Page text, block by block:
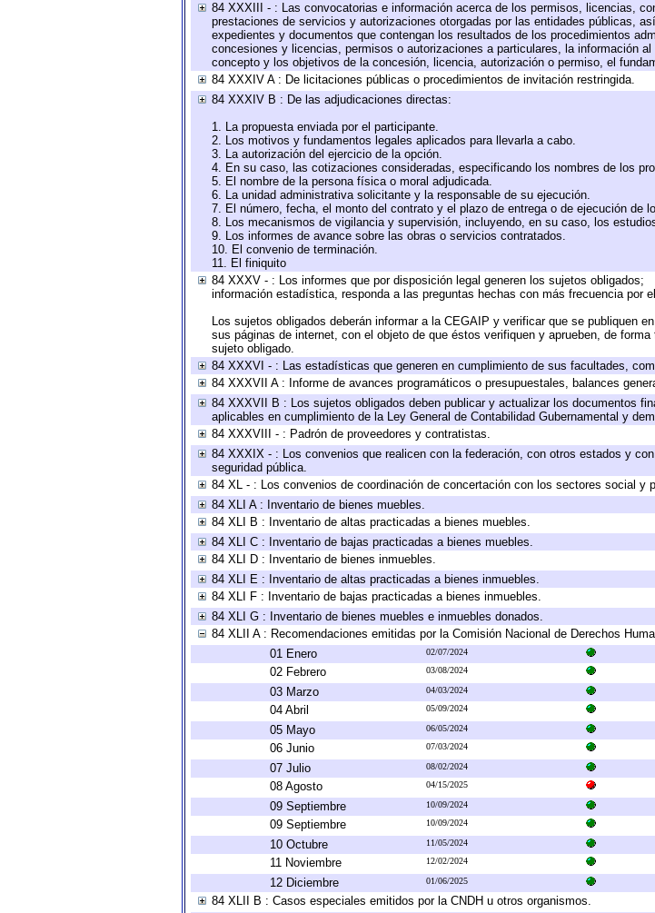
84 XXXIII - : Las convocatorias e información acerca de los permisos, licencias,
prestaciones de servicios y autorizaciones otorgadas por las entidades públicas,
expedientes y documentos que contengan los resultados de los procedimientos
concesiones y licencias, permisos o autorizaciones a particulares, la información
concepto y los objetivos de la concesión, licencia, autorización o permiso, el
84 XXXIV A : De licitaciones públicas o procedimientos de invitación restringida.
84 XXXIV B : De las adjudicaciones directas:
1. La propuesta enviada por el participante.
2. Los motivos y fundamentos legales aplicados para llevarla a cabo.
3. La autorización del ejercicio de la opción.
4. En su caso, las cotizaciones consideradas, especificando los nombres de los
5. El nombre de la persona física o moral adjudicada.
6. La unidad administrativa solicitante y la responsable de su ejecución.
7. El número, fecha, el monto del contrato y el plazo de entrega o de ejecución de
8. Los mecanismos de vigilancia y supervisión, incluyendo, en su caso, los
9. Los informes de avance sobre las obras o servicios contratados.
10. El convenio de terminación.
11. El finiquito
84 XXXV - : Los informes que por disposición legal generen los sujetos obligados;
información estadística, responda a las preguntas hechas con más frecuencia por
Los sujetos obligados deberán informar a la CEGAIP y verificar que se publiquen
sus páginas de internet, con el objeto de que éstos verifiquen y aprueben, de
sujeto obligado.
84 XXXVI - : Las estadísticas que generen en cumplimiento de sus facultades,
84 XXXVII A : Informe de avances programáticos o presupuestales, balances
84 XXXVII B : Los sujetos obligados deben publicar y actualizar los documentos
aplicables en cumplimiento de la Ley General de Contabilidad Gubernamental y
84 XXXVIII - : Padrón de proveedores y contratistas.
84 XXXIX - : Los convenios que realicen con la federación, con otros estados y
seguridad pública.
84 XL - : Los convenios de coordinación de concertación con los sectores social y
84 XLI A : Inventario de bienes muebles.
84 XLI B : Inventario de altas practicadas a bienes muebles.
84 XLI C : Inventario de bajas practicadas a bienes muebles.
84 XLI D : Inventario de bienes inmuebles.
84 XLI E : Inventario de altas practicadas a bienes inmuebles.
84 XLI F : Inventario de bajas practicadas a bienes inmuebles.
84 XLI G : Inventario de bienes muebles e inmuebles donados.
84 XLII A : Recomendaciones emitidas por la Comisión Nacional de Derechos
01 Enero
02/07/2024
02 Febrero 03/08/2024
03 Marzo 04/03/2024
04 Abril 05/09/2024
05 Mayo 06/05/2024
06 Junio 07/03/2024
07 Julio 08/02/2024
08 Agosto 04/15/2025
09 Septiembre 10/09/2024
09 Septiembre 10/09/2024
10 Octubre 11/05/2024
11 Noviembre 12/02/2024
12 Diciembre 01/06/2025
84 XLII B : Casos especiales emitidos por la CNDH u otros organismos.